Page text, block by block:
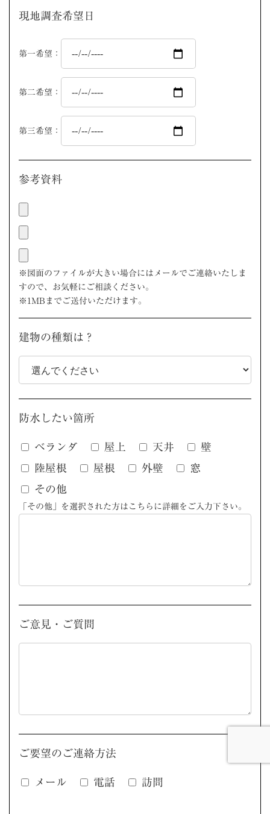
現地調査希望日
第一希望：
第二希望：
第三希望：
参考資料
※図面のファイルが大きい場合にはメールでご連絡いたしま
すので、お気軽にご相談ください。
※1MBまでご送付いただけます。
建物の種類は？
防水したい箇所
ベランダ 屋上 天井
壁
陸屋根
屋根 外壁
窓
その他
「その他」を選択された方はこちらに詳細をご入力下さい。
ご意見・ご質問
ご要望のご連絡方法
メール 電話 訪問